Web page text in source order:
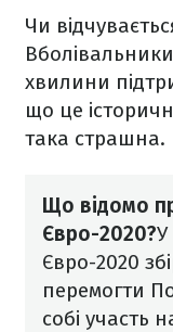
Чи
хвилини
що це
така страшна.
Що відомо
Євро-2020?У
Євро-2020
перемогти
собі участь